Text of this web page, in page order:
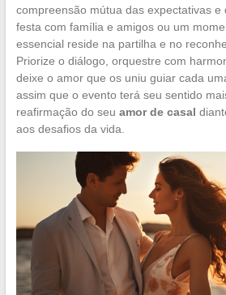
compreensão mútua das expectativas e
festa com família e amigos ou um
essencial reside na partilha e no
Priorize o diálogo, orquestre com
deixe o amor que os uniu guiar cada
assim que o evento terá seu sentido
reafirmação do seu amor de casal
aos desafios da vida.